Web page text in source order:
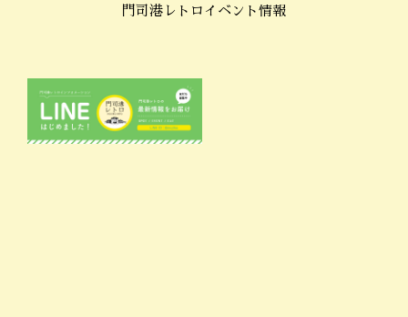
門司港レトロイベント情報